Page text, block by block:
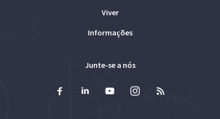
Viver
Informações
Junte-se a nós